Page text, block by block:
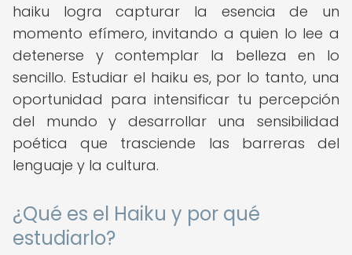
haiku logra capturar la esencia de un
momento efímero, invitando a quien lo lee a
detenerse y contemplar la belleza en lo
sencillo. Estudiar el haiku es, por lo tanto, una
oportunidad para intensificar tu percepción
del mundo y desarrollar una sensibilidad
poética que trasciende las barreras del
lenguaje y la cultura.
¿Qué es el Haiku y por qué
estudiarlo?